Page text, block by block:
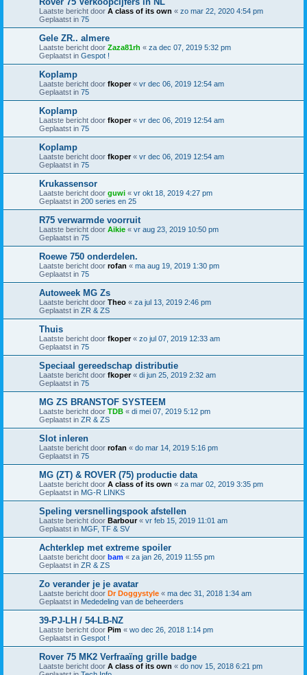
Laatste bericht door A class of its own « zo mar 22, 2020 4:54 pm
Geplaatst in 75
Gele ZR.. almere
Laatste bericht door Zaza81rh « za dec 07, 2019 5:32 pm
Geplaatst in Gespot !
Koplamp
Laatste bericht door fkoper« vr dec 06, 2019 12:54 am
Geplaatst in 75
Koplamp
Laatste bericht door fkoper« vr dec 06, 2019 12:54 am
Geplaatst in 75
Koplamp
Laatste bericht door fkoper« vr dec 06, 2019 12:54 am
Geplaatst in 75
Krukassensor
Laatste bericht door guwi « vr okt 18, 2019 4:27 pm
Geplaatst in 200 series en 25
R75 verwarmde voorruit
Laatste bericht door Aikie « vr aug 23, 2019 10:50 pm
Geplaatst in 75
Roewe 750 onderdelen.
Laatste bericht door rofan « ma aug 19, 2019 1:30 pm
Geplaatst in 75
Autoweek MG Zs
Laatste bericht door Theo « za jul 13, 2019 2:46 pm
Geplaatst in ZR & ZS
Thuis
Laatste bericht door fkoper« zo jul 07, 2019 12:33 am
Geplaatst in 75
Speciaal gereedschap distributie
Laatste bericht door fkoper« di jun 25, 2019 2:32 am
Geplaatst in 75
MG ZS BRANSTOF SYSTEEM
Laatste bericht door TDB « di mei 07, 2019 5:12 pm
Geplaatst in ZR & ZS
Slot inleren
Laatste bericht door rofan « do mar 14, 2019 5:16 pm
Geplaatst in 75
MG (ZT) & ROVER (75) productie data
Laatste bericht door A class of its own « za mar 02, 2019 3:35 pm
Geplaatst in MG-R LINKS
Speling versnellingspook afstellen
Laatste bericht door Barbour« vr feb 15, 2019 11:01 am
Geplaatst in MGF, TF & SV
Achterklep met extreme spoiler
Laatste bericht door bam « za jan 26, 2019 11:55 pm
Geplaatst in ZR & ZS
Zo verander je je avatar
Laatste bericht door Dr Doggystyle « ma dec 31, 2018 1:34 am
Geplaatst in Mededeling van de beheerders
39-PJ-LH / 54-LB-NZ
Laatste bericht door Pim « wo dec 26, 2018 1:14 pm
Geplaatst in Gespot !
Rover 75 MK2 Verfraaïng grille badge
Laatste bericht door A class of its own « do nov 15, 2018 6:21 pm